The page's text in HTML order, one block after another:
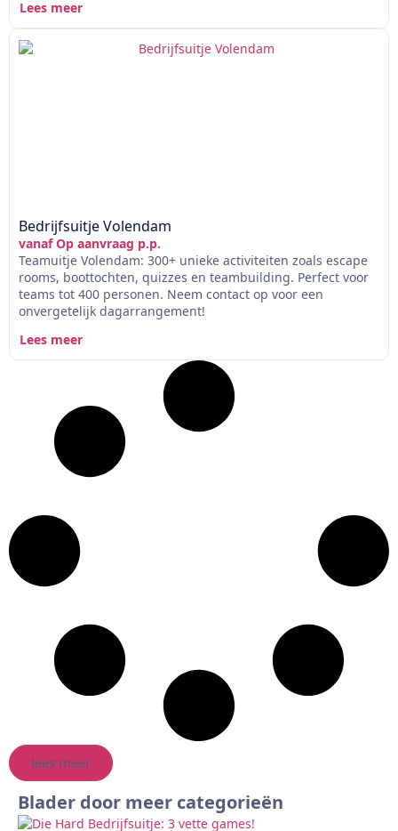
Lees meer
Bedrijfsuitje Volendam
vanaf Op aanvraag p.p.
Teamuitje Volendam: 300+ unieke activiteiten zoals escape
rooms, boottochten, quizzes en teambuilding. Perfect voor
teams tot 400 personen. Neem contact op voor een
onvergetelijk dagarrangement!
Lees meer
lees meer
Blader door meer categorieën